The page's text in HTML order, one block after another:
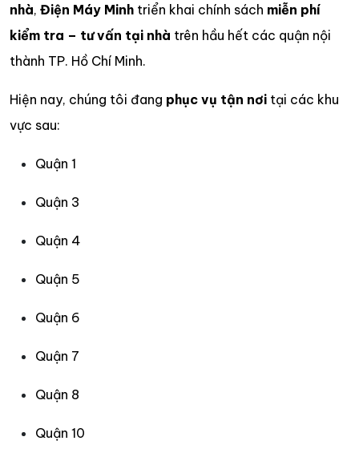
nhà, Điện Máy Minh triển khai chính sách miễn phí
kiểm tra – tư vấn tại nhà trên hầu hết các quận nội
thành TP. Hồ Chí Minh.
Hiện nay, chúng tôi đang phục vụ tận nơi tại các khu
vực sau:
Quận 1
Quận 3
Quận 4
Quận 5
Quận 6
Quận 7
Quận 8
Quận 10